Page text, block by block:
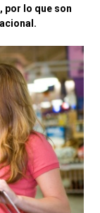
por lo que son